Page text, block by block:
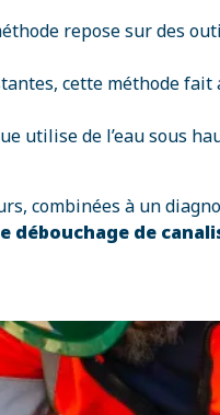
repose sur des
cette méthode
utilise de l’eau sous
combinées à un
débouchage de